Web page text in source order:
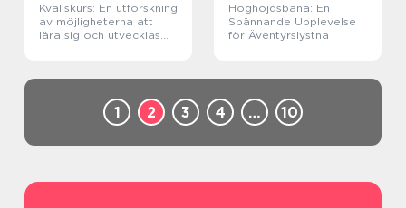
Kvällskurs: En utforskning
av möjligheterna att
lära sig och utvecklas
Höghöjdsbana: En
Spännande Upplevelse
för Äventyrslystna
1 2 3 4 … 10